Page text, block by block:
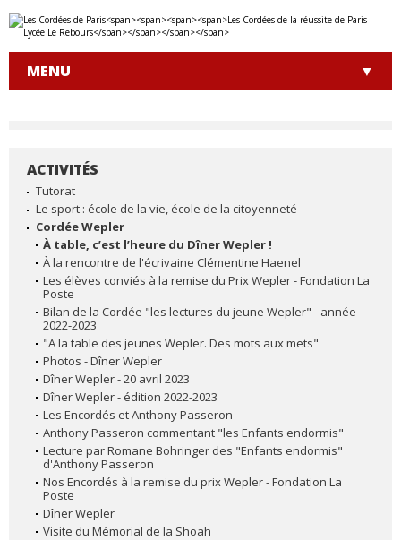
Aller
au
Outils
personnels
MENU
NAVIGATION
ACTIVITÉS
Tutorat
Le sport : école de la vie, école de la citoyenneté
Cordée Wepler
À table, c’est l’heure du Dîner Wepler !
À la rencontre de l'écrivaine Clémentine Haenel
Les élèves conviés à la remise du Prix Wepler - Fondation La
Poste
Bilan de la Cordée "les lectures du jeune Wepler" - année
2022-2023
"A la table des jeunes Wepler. Des mots aux mets"
Photos - Dîner Wepler
Dîner Wepler - 20 avril 2023
Dîner Wepler - édition 2022-2023
Les Encordés et Anthony Passeron
Anthony Passeron commentant "les Enfants endormis"
Lecture par Romane Bohringer des "Enfants endormis"
d'Anthony Passeron
Nos Encordés à la remise du prix Wepler - Fondation La
Poste
Dîner Wepler
Visite du Mémorial de la Shoah